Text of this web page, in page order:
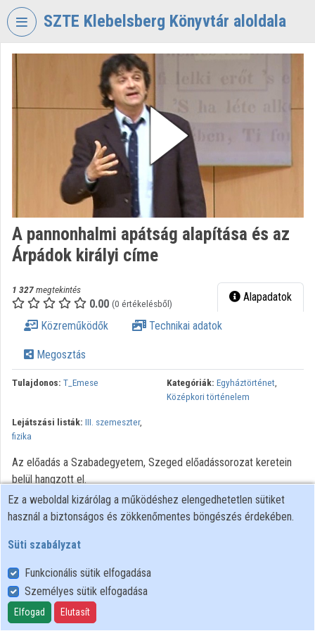
Fejléc kihagyása
SZTE Klebelsberg Könyvtár aloldala
TORIUM
Intézményi kezdőlap
Bejelentkezés
Kategóriák
Intézményi listák
A pannonhalmi apátság alapítása és az
Árpádok királyi címe
1 327megtekintés
0.00 (0 értékelésből) Alapadatok
Közreműködők Technikai adatok
Megosztás
Tulajdonos: T_Emese Kategóriák: Egyháztörténet,
Középkori történelem
Lejátszási listák: III. szemeszter,
fizika
Az előadás a Szabadegyetem, Szeged előadássorozat keretein
belül hangzott el.
Minden jog fenntartva.
Felhasználói szabályzat
Adatkezelési tájékoztató
Süti szabályzat
Ez a weboldal kizárólag a működéshez elengedhetetlen sütiket
használ a biztonságos és zökkenőmentes böngészés érdekében.
Süti szabályzat
Funkcionális sütik elfogadása
Személyes sütik elfogadása
Elfogad Elutasít